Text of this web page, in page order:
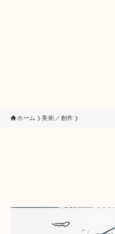
ホーム 美術／創作